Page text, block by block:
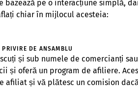
bazează pe o interacțiune simplă,
chiar în mijlocul acesteia:
DE ANSAMBLU
și sub numele de comercianți
și oferă un program de afiliere.
afiliat și vă plătesc un comision